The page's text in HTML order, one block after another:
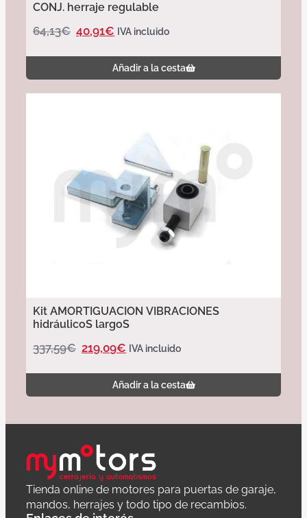
CONJ. herraje regulable
64,13€ 40,91€ IVA incluido
Añadir a la cesta
Kit AMORTIGUACION VIBRACIONES
hidráulicoS largoS
337,59€ 219,09€ IVA incluido
Añadir a la cesta
Tienda online de motores para puertas de garaje,
mandos, herrajes y todo tipo de recambios.